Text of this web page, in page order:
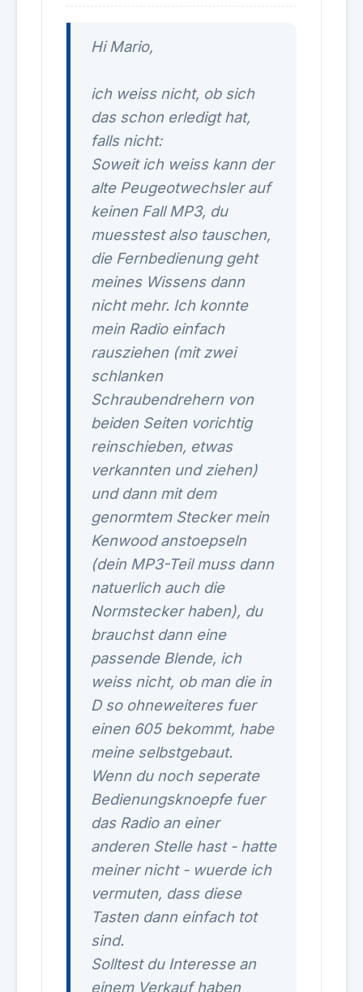
Hi Mario,
ich weiss nicht, ob sich
das schon erledigt hat,
falls nicht:
Soweit ich weiss kann der
alte Peugeotwechsler auf
keinen Fall MP3, du
muesstest also tauschen,
die Fernbedienung geht
meines Wissens dann
nicht mehr. Ich konnte
mein Radio einfach
rausziehen (mit zwei
schlanken
Schraubendrehern von
beiden Seiten vorichtig
reinschieben, etwas
verkannten und ziehen)
und dann mit dem
genormtem Stecker mein
Kenwood anstoepseln
(dein MP3-Teil muss dann
natuerlich auch die
Normstecker haben), du
brauchst dann eine
passende Blende, ich
weiss nicht, ob man die in
D so ohneweiteres fuer
einen 605 bekommt, habe
meine selbstgebaut.
Wenn du noch seperate
Bedienungsknoepfe fuer
das Radio an einer
anderen Stelle hast - hatte
meiner nicht - wuerde ich
vermuten, dass diese
Tasten dann einfach tot
sind.
Solltest du Interesse an
einem Verkauf haben